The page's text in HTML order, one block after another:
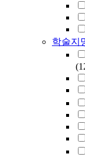
학술지